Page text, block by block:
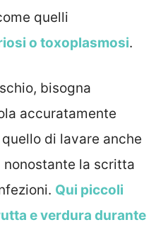
quelli
o toxoplasmosi.
bisogna
accuratamente
di lavare anche
la scritta
Qui piccoli
e verdura durante